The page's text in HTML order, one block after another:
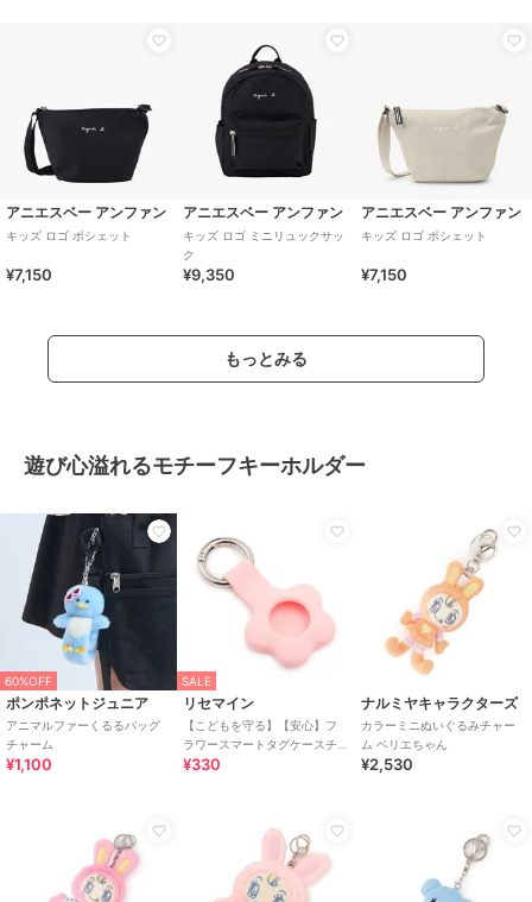
アニエスベー アンファン
キッズ ロゴ ポシェット
¥7,150
アニエスベー アンファン
キッズ ロゴ ミニリュックサッ
ク
¥9,350
アニエスベー アンファン
キッズ ロゴ ポシェット
¥7,150
もっとみる
遊び心溢れるモチーフキーホルダー
60%OFF
ポンポネットジュニア
アニマルファーくるるバッグ
チャーム
¥1,100
SALE
リセマイン
【こどもを守る】【安心】フ
ラワースマートタグケースチ
ャーム【子供服】【キッズ】
¥330
ナルミヤキャラクターズ
カラーミニぬいぐるみチャー
ム ベリエちゃん
¥2,530